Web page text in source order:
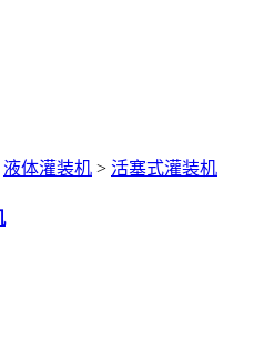
液体灌装机 > 活塞式灌装机